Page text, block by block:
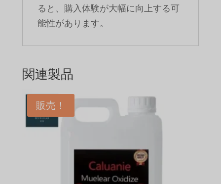
ると、購入体験が大幅に向上する可
能性があります。
関連製品
販売！